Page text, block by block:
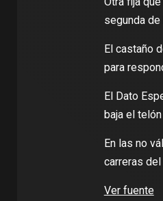
segunda
El castaño
para
El Dato
baja el
En las no
carreras
Ver fuente